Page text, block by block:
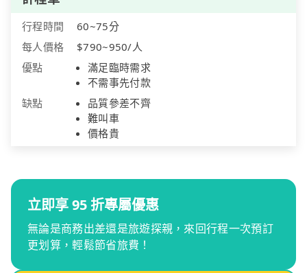
行程時間
60~75分
每人價格
$790~950/人
優點
滿足臨時需求
不需事先付款
缺點
品質參差不齊
難叫車
價格貴
立即享 95 折專屬優惠
無論是商務出差還是旅遊探親，來回行程一次預訂
更划算，輕鬆節省旅費！